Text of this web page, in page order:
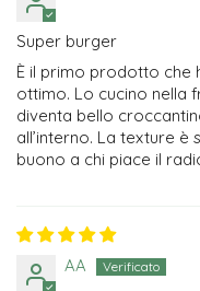
Super burger
È il primo prodotto che
ottimo. Lo cucino nella
diventa bello
all’interno. La texture
buono a chi piace il
AA